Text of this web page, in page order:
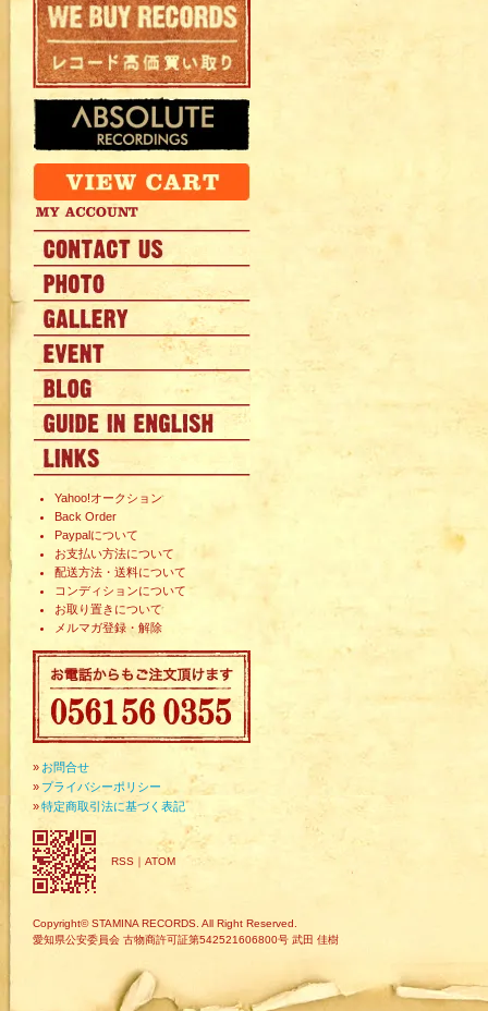
Yahoo!オークション
Back Order
Paypalについて
お支払い方法について
配送方法・送料について
コンディションについて
お取り置きについて
メルマガ登録・解除
» お問合せ
» プライバシーポリシー
»特定商取引法に基づく表記
RSS ｜ ATOM
Copyright© STAMINA RECORDS. All Right Reserved.
愛知県公安委員会 古物商許可証第542521606800号 武田 佳樹